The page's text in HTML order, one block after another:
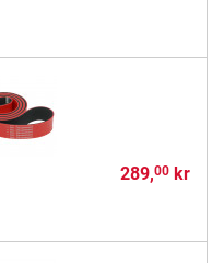
289,00kr